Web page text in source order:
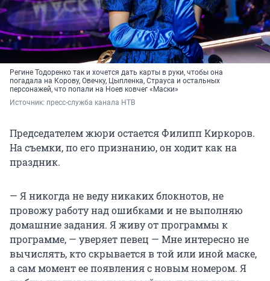
Регине Тодоренко так и хочется дать карты в руки, чтобы она
погадала на Корову, Овечку, Цыпленка, Страуса и остальных
персонажей, что попали на Ноев ковчег «Маски»
Источник: пресс-служба канала НТВ
Председателем жюри остается Филипп Киркоров.
На съемки, по его признанию, он ходит как на
праздник.
— Я никогда не веду никаких блокнотов, не
провожу работу над ошибками и не выполняю
домашние задания. Я живу от программы к
программе, — уверяет певец — Мне интересно не
вычислять, кто скрывается в той или иной маске,
а сам момент ее появления с новым номером. Я